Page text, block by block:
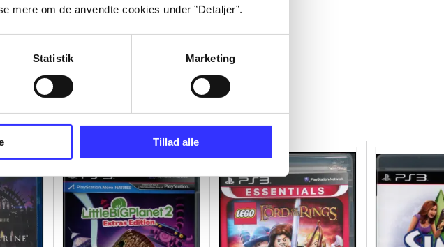
mere om de anvendte cookies under ”Detaljer”.
Statistik Marketing
Tillad alle